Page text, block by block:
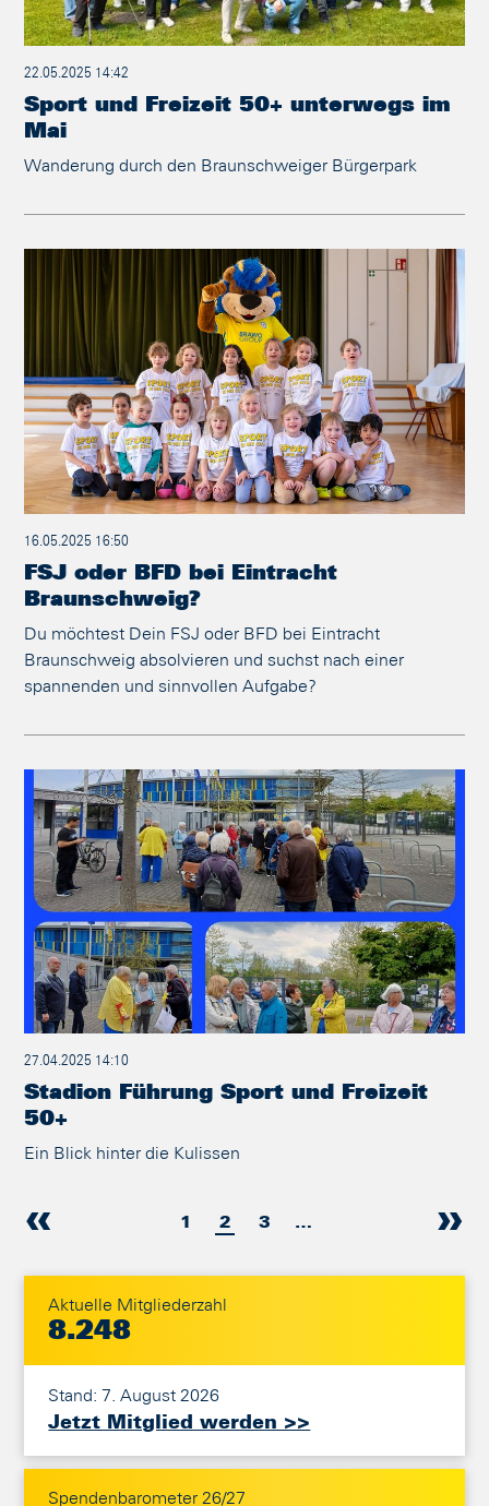
22.05.2025 14:42
Sport und Freizeit 50+ unterwegs im
Mai
Wanderung durch den Braunschweiger Bürgerpark
16.05.2025 16:50
FSJ oder BFD bei Eintracht
Braunschweig?
Du möchtest Dein FSJ oder BFD bei Eintracht
Braunschweig absolvieren und suchst nach einer
spannenden und sinnvollen Aufgabe?
27.04.2025 14:10
Stadion Führung Sport und Freizeit
50+
Ein Blick hinter die Kulissen
1 2 3 …
Aktuelle Mitgliederzahl
8.248
Stand: 7. August 2026
Jetzt Mitglied werden >>
Spendenbarometer 26/27